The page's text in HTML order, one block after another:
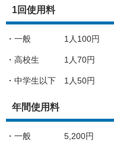
1回使用料
・一般 1人100円
・高校生 1人70円
・中学生以下 1人50円
年間使用料
・一般 5,200円